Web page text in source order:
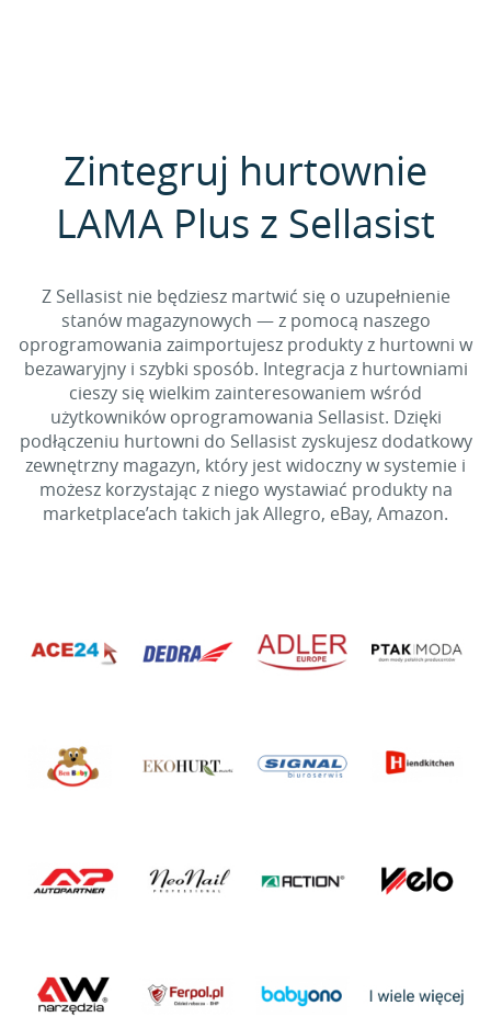
Zintegruj hurtownie
LAMA Plus z Sellasist
Z Sellasist nie będziesz martwić się o uzupełnienie
stanów magazynowych — z pomocą naszego
oprogramowania zaimportujesz produkty z hurtowni w
bezawaryjny i szybki sposób. Integracja z hurtowniami
cieszy się wielkim zainteresowaniem wśród
użytkowników oprogramowania Sellasist. Dzięki
podłączeniu hurtowni do Sellasist zyskujesz dodatkowy
zewnętrzny magazyn, który jest widoczny w systemie i
możesz korzystając z niego wystawiać produkty na
marketplace’ach takich jak Allegro, eBay, Amazon.